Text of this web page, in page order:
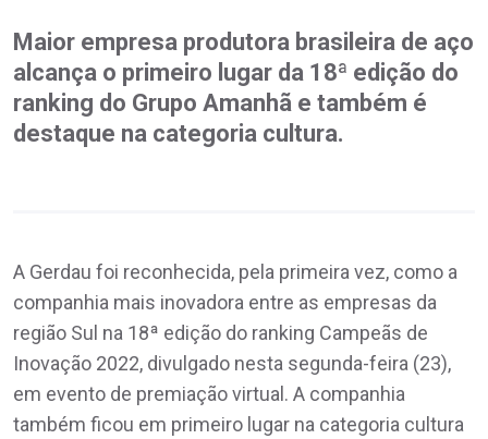
Maior empresa produtora brasileira de aço
alcança o primeiro lugar da 18ª edição do
ranking do Grupo Amanhã e também é
destaque na categoria cultura.
A Gerdau foi reconhecida, pela primeira vez, como a
companhia mais inovadora entre as empresas da
região Sul na 18ª edição do ranking Campeãs de
Inovação 2022, divulgado nesta segunda-feira (23),
em evento de premiação virtual. A companhia
também ficou em primeiro lugar na categoria cultura